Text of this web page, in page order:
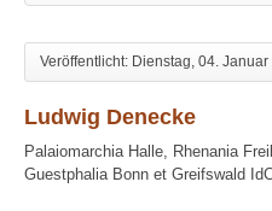
Veröffentlicht: Dienstag, 04. Januar
Ludwig Denecke
Palaiomarchia Halle, Rhenania
Guestphalia Bonn et Greifswald